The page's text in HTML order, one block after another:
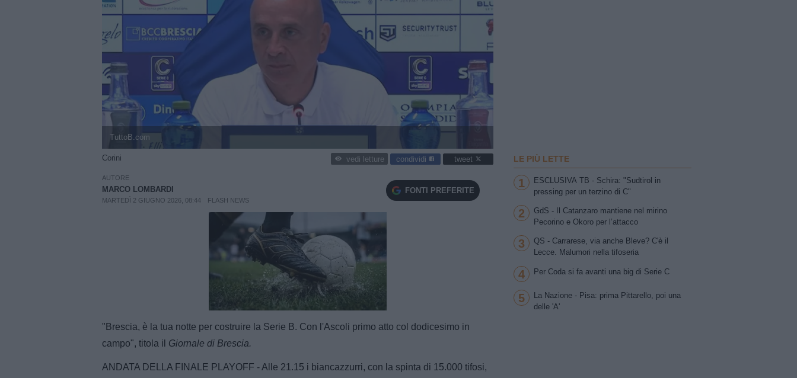
TuttoB.com
Corini vedi letture condividi tweet
AUTORE
MARCO LOMBARDI
MARTEDÌ 2 GIUGNO 2026, 08:44 FLASH NEWS
FONTI PREFERITE
Unmute
Loaded
100.00%
"Brescia, è la tua notte per costruire la Serie B. Con l'Ascoli primo atto col dodicesimo in
campo", titola il Giornale di Brescia.
ANDATA DELLA FINALE PLAYOFF - Alle 21.15 i biancazzurri, con la spinta di 15.000 tifosi,
LE PIÙ LETTE
1
ESCLUSIVA TB - Schira: "Sudtirol in
pressing per un terzino di C"
2
GdS - Il Catanzaro mantiene nel mirino
Pecorino e Okoro per l’attacco
3
QS - Carrarese, via anche Bleve? C'è il
Lecce. Malumori nella tifoseria
4 Per Coda si fa avanti una big di Serie C
5
La Nazione - Pisa: prima Pittarello, poi una
delle 'A'